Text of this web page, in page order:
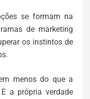
se formam na
de marketing
os instintos de
menos do que a
a própria verdade